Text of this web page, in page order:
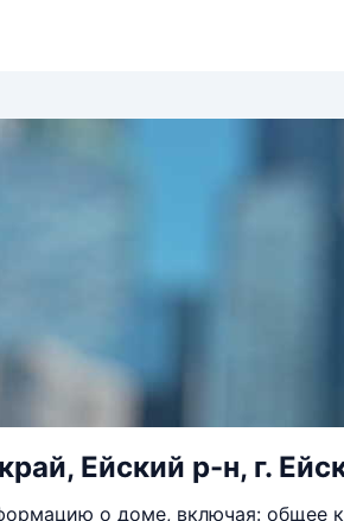
Ейский р-н, г.
о доме, включая: общее